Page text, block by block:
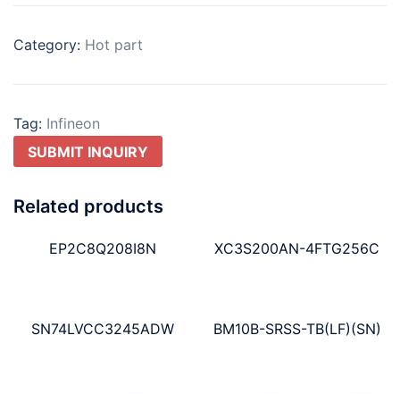
Category: Hot part
Tag: Infineon
SUBMIT INQUIRY
Related products
EP2C8Q208I8N XC3S200AN-4FTG256C
SN74LVCC3245ADW BM10B-SRSS-TB(LF)(SN)